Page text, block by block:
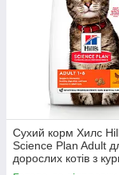
Сухий корм Хилс
Science Plan Adult
дорослих котів з